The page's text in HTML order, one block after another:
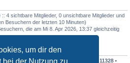
um dir den
bei der Nutzung zu
:: 4 sichtbare Mitglieder, 0 unsichtbare Mitglieder und
Besuchern der letzten 10 Minuten)
die am Mi 8. Apr 2026, 13:37 gleichzeitig
insgesamt30366• Mitglieder insgesamt 11328 •